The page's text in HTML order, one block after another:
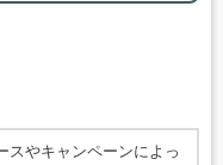
スやキャンペーンによっ